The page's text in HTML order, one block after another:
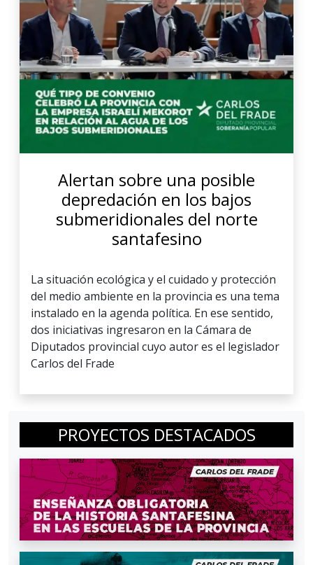
Alertan sobre una posible
depredación en los bajos
submeridionales del norte
santafesino
La situación ecológica y el cuidado y protección
del medio ambiente en la provincia es una tema
instalado en la agenda política. En ese sentido,
dos iniciativas ingresaron en la Cámara de
Diputados provincial cuyo autor es el legislador
Carlos del Frade
PROYECTOS DESTACADOS